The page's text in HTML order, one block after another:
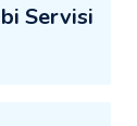
Servisi